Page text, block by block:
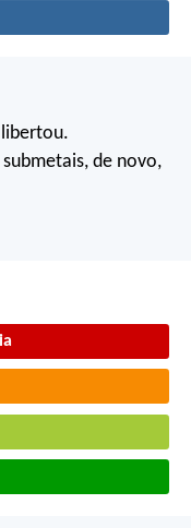
de novo,